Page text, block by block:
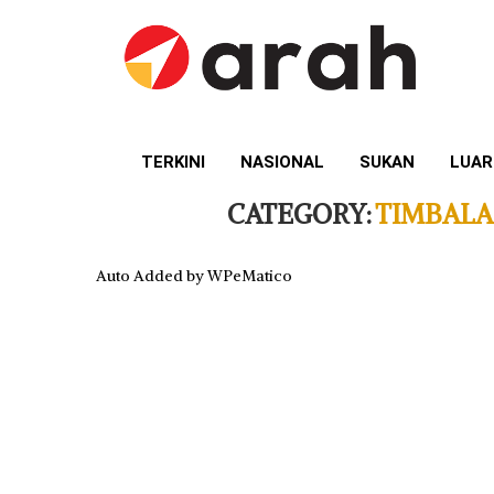
TERKINI NASIONAL SUKAN
CATEGORY:
Auto Added by WPeMatico